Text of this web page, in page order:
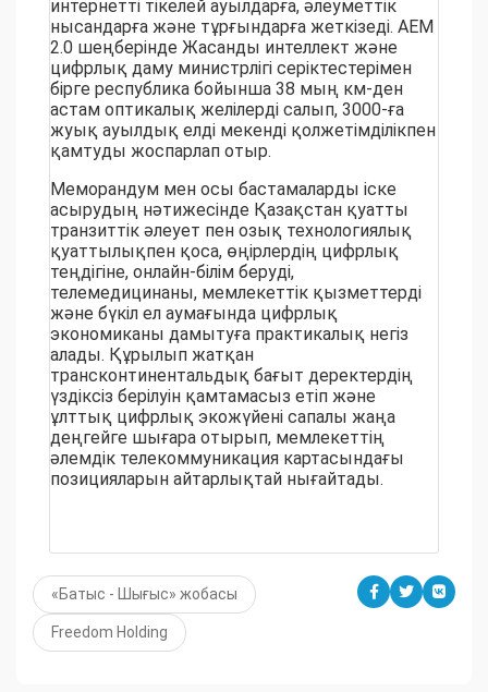
интернетті тікелей ауылдарға, әлеуметтік
нысандарға және тұрғындарға жеткізеді. АЕМ
2.0 шеңберінде Жасанды интеллект және
цифрлық даму министрлігі серіктестерімен
бірге республика бойынша 38 мың км-ден
астам оптикалық желілерді салып, 3000-ға
жуық ауылдық елді мекенді қолжетімділікпен
қамтуды жоспарлап отыр.
Меморандум мен осы бастамаларды іске
асырудың нәтижесінде Қазақстан қуатты
транзиттік әлеует пен озық технологиялық
қуаттылықпен қоса, өңірлердің цифрлық
теңдігіне, онлайн-білім беруді,
телемедицинаны, мемлекеттік қызметтерді
және бүкіл ел аумағында цифрлық
экономиканы дамытуға практикалық негіз
алады. Құрылып жатқан
трансконтинентальдық бағыт деректердің
үздіксіз берілуін қамтамасыз етіп және
ұлттық цифрлық экожүйені сапалы жаңа
деңгейге шығара отырып, мемлекеттің
әлемдік телекоммуникация картасындағы
позицияларын айтарлықтай нығайтады.
«Батыс - Шығыс» жобасы
Freedom Holding